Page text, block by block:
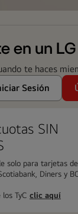
en un
te haces
Sesión
​SIN
solo para tarjetas
Diners y
TyC clic aquí